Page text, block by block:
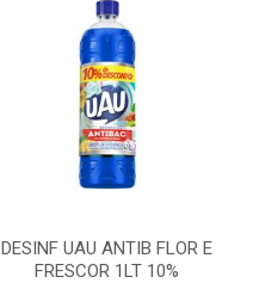
DESINF UAU ANTIB FLOR E
FRESCOR 1LT 10%